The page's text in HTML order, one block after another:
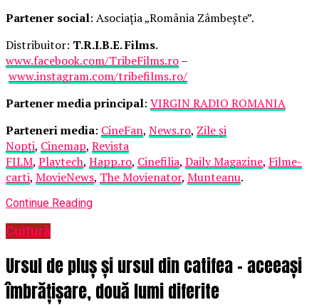
Partener social: Asociația „România Zâmbește”.
Distribuitor: T.R.I.B.E. Films.
www.facebook.com/TribeFilms.ro–
www.instagram.com/tribefilms.ro/
Partener media principal: VIRGIN RADIO ROMANIA
Parteneri media: CineFan, News.ro, Zile și
Nopți, Cinemap, Revista
FILM, Playtech, Happ.ro, Cinefilia, Daily Magazine, Filme-
carti, MovieNews, The Movienator, Munteanu.
Continue Reading
Cultură
Ursul de pluș și ursul din catifea – aceeași
îmbrățișare, două lumi diferite